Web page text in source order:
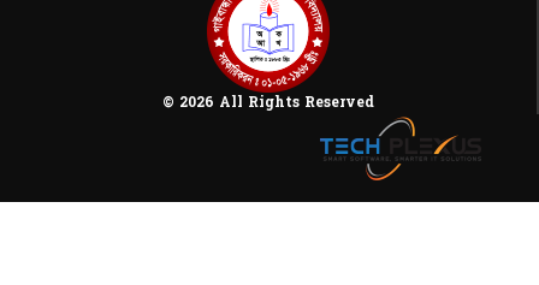
© 2026 All Rights Reserved